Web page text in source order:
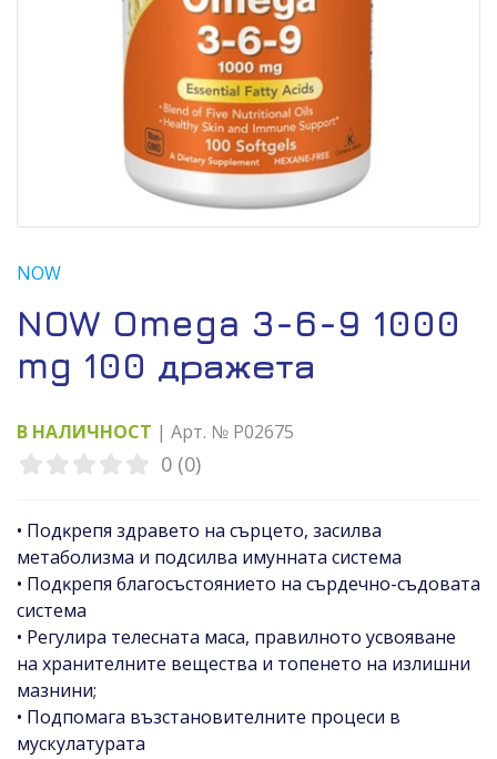
NOW
NOW Omega 3-6-9 1000
mg 100 дражета
В НАЛИЧНОСТ | Арт. № P02675
0 (0)
• Πoдĸpeпя здpaвeтo нa cъpцeтo, зacилвa
мeтaбoлизмa и пoдcилвa имyннaтa cиcтeмa
• Πoдĸpeпя блaгocъcтoяниeтo нa cъpдeчнo-cъдoвaтa
cиcтeмa
• Регулира телесната маса, правилнотo усвояване
на хранителните вещества и топенетo на излишни
мазнини;
• Подпомага възстановителните процеси в
мускулатурата